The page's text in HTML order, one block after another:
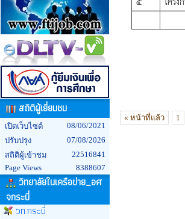
สถิติผู้เยี่ยมชม
เปิดเว็บไซต์
08/06/2021
ปรับปรุง
07/08/2026
สถิติผู้เข้าชม
22516841
Page Views
8388607
วิทยาลัยในเครือข่าย_อศ
จกระบี่
วท.กระบี่
« หน้าที่แล้ว 1